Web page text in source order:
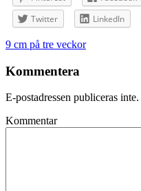
Twitter
LinkedIn
Inläggsnavigering
9 cm på tre veckor
Kommentera
E-postadressen publiceras inte.
Kommentar